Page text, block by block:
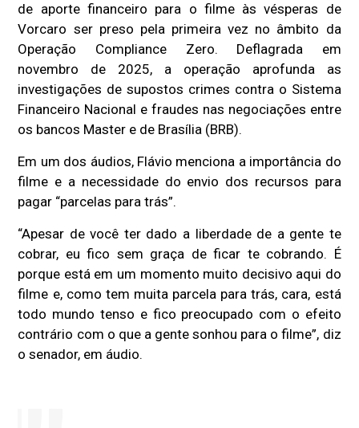
de aporte financeiro para o filme às vésperas de
Vorcaro ser preso pela primeira vez no âmbito da
Operação Compliance Zero. Deflagrada em
novembro de 2025, a operação aprofunda as
investigações de supostos crimes contra o Sistema
Financeiro Nacional e fraudes nas negociações entre
os bancos Master e de Brasília (BRB).
Em um dos áudios, Flávio menciona a importância do
filme e a necessidade do envio dos recursos para
pagar “parcelas para trás”.
“Apesar de você ter dado a liberdade de a gente te
cobrar, eu fico sem graça de ficar te cobrando. É
porque está em um momento muito decisivo aqui do
filme e, como tem muita parcela para trás, cara, está
todo mundo tenso e fico preocupado com o efeito
contrário com o que a gente sonhou para o filme”, diz
o senador, em áudio.